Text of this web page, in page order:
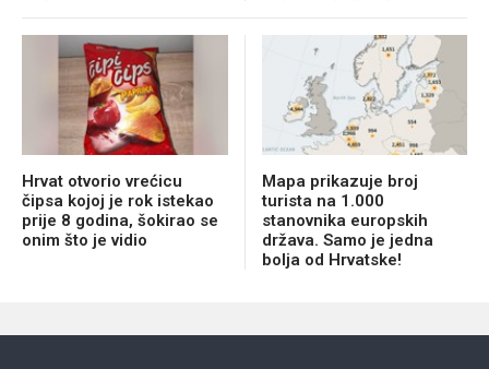
Hrvat otvorio vrećicu
čipsa kojoj je rok istekao
prije 8 godina, šokirao se
onim što je vidio
Mapa prikazuje broj
turista na 1.000
stanovnika europskih
država. Samo je jedna
bolja od Hrvatske!